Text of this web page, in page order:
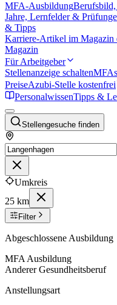
MFA-Ausbildung
Jahre, Lernfelder &
& Tipps
Karriere-Artikel im Magazin
Magazin
Für Arbeitgeber
Stellenanzeige schalten
PreiseAzubi-Stelle kostenfrei
PersonalwissenTipps &
Stellengesuche finden
Umkreis
25 km
Filter
Abgeschlossene Ausbildung
MFA Ausbildung
Anderer Gesundheitsberuf
Anstellungsart